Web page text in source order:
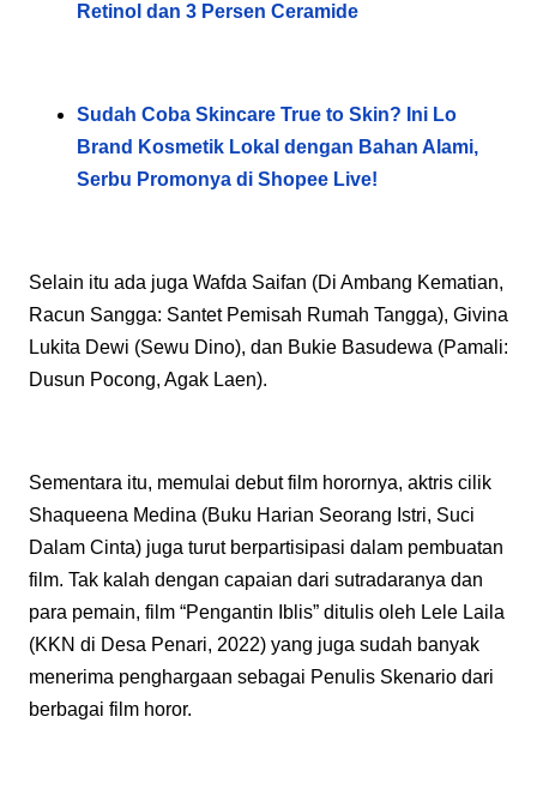
Retinol dan 3 Persen Ceramide
Sudah Coba Skincare True to Skin? Ini Lo
Brand Kosmetik Lokal dengan Bahan Alami,
Serbu Promonya di Shopee Live!
Selain itu ada juga Wafda Saifan (Di Ambang Kematian,
Racun Sangga: Santet Pemisah Rumah Tangga), Givina
Lukita Dewi (Sewu Dino), dan Bukie Basudewa (Pamali:
Dusun Pocong, Agak Laen).
Sementara itu, memulai debut film horornya, aktris cilik
Shaqueena Medina (Buku Harian Seorang Istri, Suci
Dalam Cinta) juga turut berpartisipasi dalam pembuatan
film. Tak kalah dengan capaian dari sutradaranya dan
para pemain, film “Pengantin Iblis” ditulis oleh Lele Laila
(KKN di Desa Penari, 2022) yang juga sudah banyak
menerima penghargaan sebagai Penulis Skenario dari
berbagai film horor.